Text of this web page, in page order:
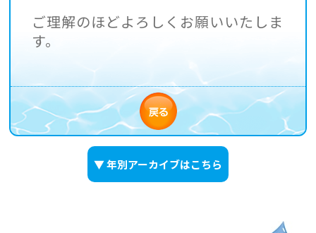
▼ 年別アーカイブはこちら
ご理解のほどよろしくお願いいたしま
す。